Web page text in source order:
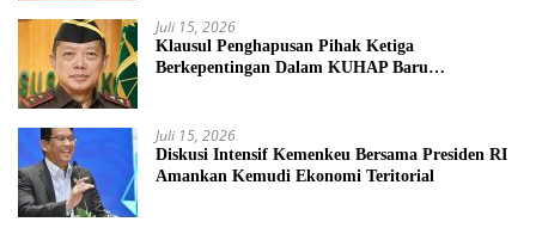
Juli 15, 2026
Klausul Penghapusan Pihak Ketiga
Berkepentingan Dalam KUHAP Baru
Juli 15, 2026
Diskusi Intensif Kemenkeu Bersama Presiden RI
Amankan Kemudi Ekonomi Teritorial